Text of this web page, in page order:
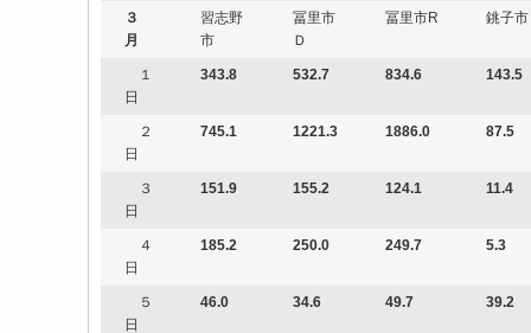
３
月
習志野
市
冨里市
Ｄ
冨里市R 銚子市
１
日
343.8 532.7 834.6 143.5
２
日
745.1 1221.3 1886.0 87.5
３
日
151.9 155.2 124.1 11.4
４
日
185.2 250.0 249.7 5.3
５
日
46.0 34.6 49.7 39.2